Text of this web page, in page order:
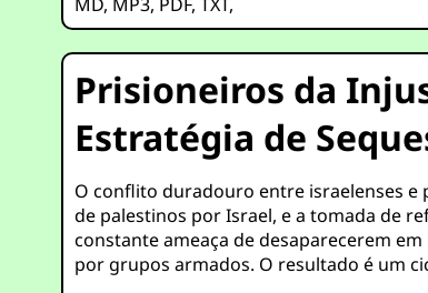
Prisioneiros da
Estratégia de
O conflito duradouro entre israelenses
de palestinos por Israel, e a tomada de
constante ameaça de desaparecerem
por grupos armados. O resultado é um